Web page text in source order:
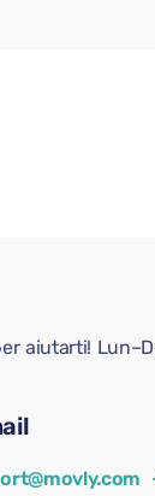
aiutarti!